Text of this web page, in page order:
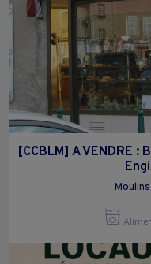
[CCBLM] A VENDRE